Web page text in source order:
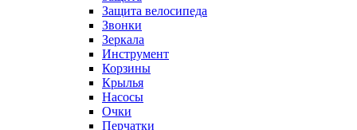
Защита велосипеда
Звонки
Зеркала
Инструмент
Корзины
Крылья
Насосы
Очки
Перчатки